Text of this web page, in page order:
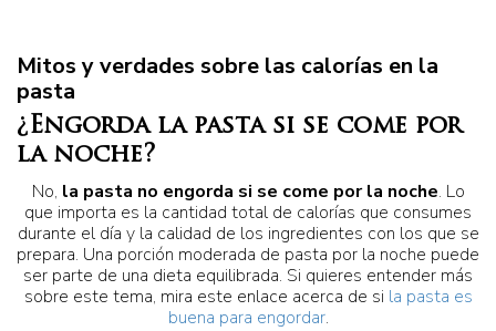
Mitos y verdades sobre las calorías en la
pasta
¿Engorda la pasta si se come por
la noche?
No, la pasta no engorda si se come por la noche. Lo
que importa es la cantidad total de calorías que consumes
durante el día y la calidad de los ingredientes con los que se
prepara. Una porción moderada de pasta por la noche puede
ser parte de una dieta equilibrada. Si quieres entender más
sobre este tema, mira este enlace acerca de si la pasta es
buena para engordar.